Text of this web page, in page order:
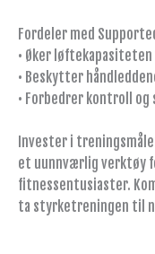
Fordeler med
• Øker løftekapasiteten
• Beskytter
• Forbedrer kontroll
Invester i
et uunnværlig verktøy
fitnessentusiaster.
ta styrketreningen til